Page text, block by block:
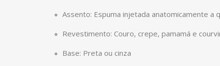
Assento: Espuma injetada anatomicamente a
Revestimento: Couro, crepe, pamamá e
Base: Preta ou cinza